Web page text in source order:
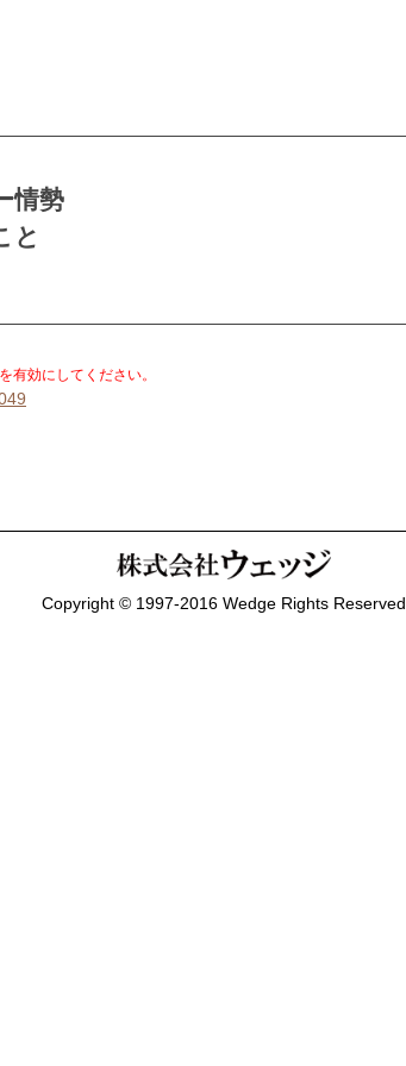
情勢
と
有効にしてください。
Copyright © 1997-2016 Wedge Rights Reserved